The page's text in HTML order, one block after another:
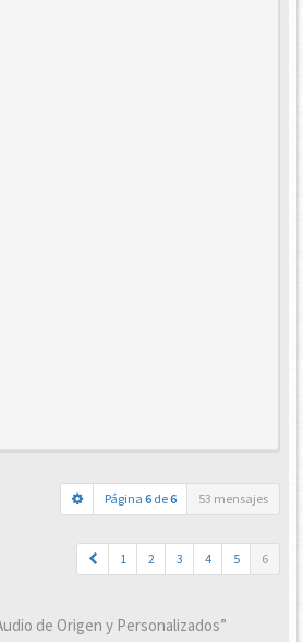
Página 6 de6 53 mensajes
1 2 3 4 5 6
de Origen y Personalizados”